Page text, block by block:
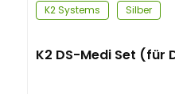
K2 Systems
Silber
K2 DS-Medi Set (für